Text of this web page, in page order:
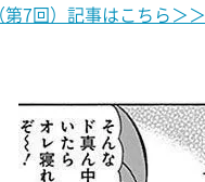
第7回）記事はこちら＞＞